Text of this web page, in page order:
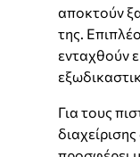
αποκτούν
της.
ενταχθούν
Για τους